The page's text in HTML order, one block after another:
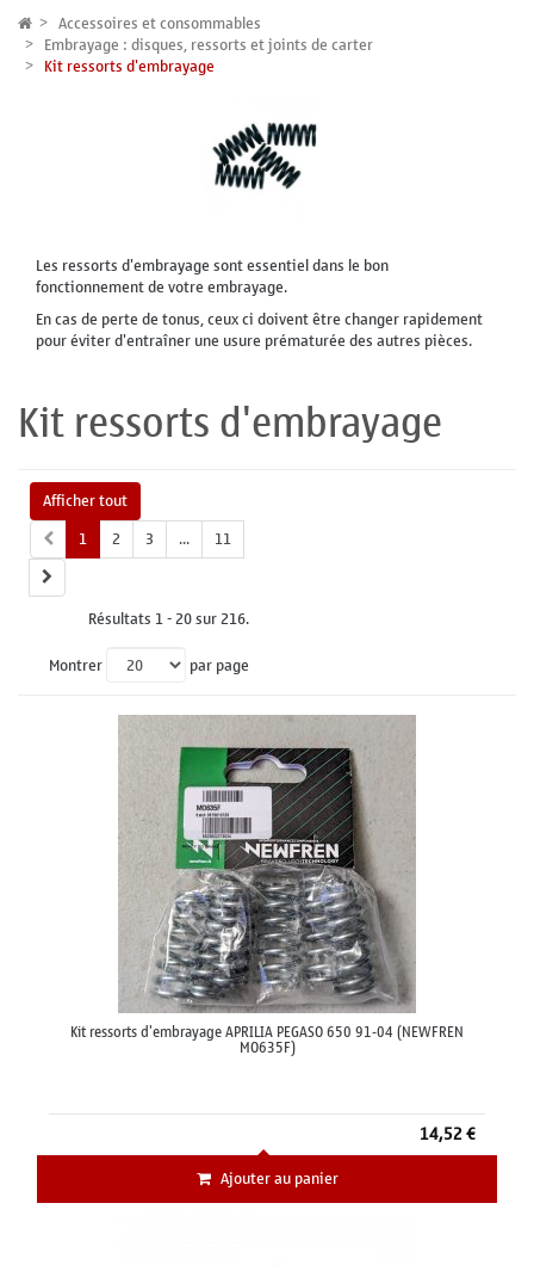
Accessoires et consommables
Embrayage : disques, ressorts et joints de carter
Kit ressorts d'embrayage
Les ressorts d'embrayage sont essentiel dans le bon
fonctionnement de votre embrayage.
En cas de perte de tonus, ceux ci doivent être changer rapidement
pour éviter d'entraîner une usure prématurée des autres pièces.
Kit ressorts d'embrayage
Afficher tout
1
2 3 ... 11
Résultats 1 - 20 sur 216.
Montrer
par page
Kit ressorts d'embrayage APRILIA PEGASO 650 91-04 (NEWFREN
MO635F)
14,52 €
Ajouter au panier